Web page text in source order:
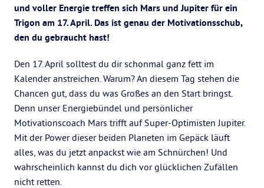
und voller Energie treffen sich Mars und Jupiter für ein
Trigon am 17. April. Das ist genau der Motivationsschub,
den du gebraucht hast!
Den 17. April solltest du dir schonmal ganz fett im
Kalender anstreichen. Warum? An diesem Tag stehen die
Chancen gut, dass du was Großes an den Start bringst.
Denn unser Energiebündel und persönlicher
Motivationscoach Mars trifft auf Super-Optimisten Jupiter.
Mit der Power dieser beiden Planeten im Gepäck läuft
alles, was du jetzt anpackst wie am Schnürchen! Und
wahrscheinlich kannst du dich vor glücklichen Zufällen
nicht retten.